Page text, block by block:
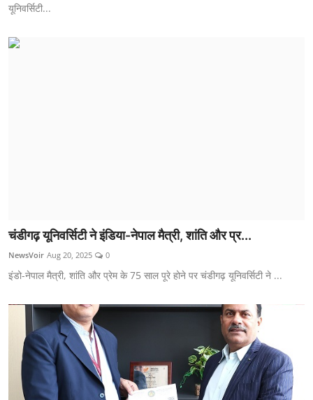
यूनिवर्सिटी...
चंडीगढ़ यूनिवर्सिटी ने इंडिया-नेपाल मैत्री, शांति और प्र...
NewsVoir Aug 20, 2025 0
इंडो-नेपाल मैत्री, शांति और प्रेम के 75 साल पूरे होने पर चंडीगढ़ यूनिवर्सिटी ने ...